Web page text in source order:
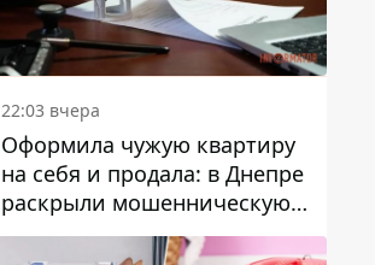
22:03 вчера
Оформила чужую квартиру
на себя и продала: в Днепре
раскрыли мошенническую
схему с недвижимостью